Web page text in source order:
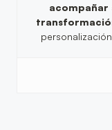
acompañar